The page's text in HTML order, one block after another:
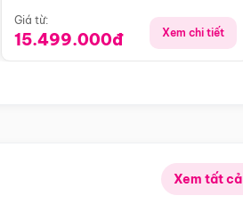
Giá từ:
15.499.000đ Xem chi tiết
Xem tất cả
Điểm nổi bật